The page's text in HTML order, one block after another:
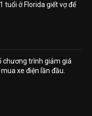
tuổi ở Florida giết vợ để
chương trình giảm giá
xe điện lần đầu.